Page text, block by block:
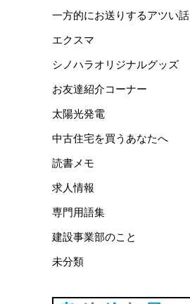
一方的にお送りするアツい話
エクスマ
シノハラオリジナルグッズ
お友達紹介コーナー
太陽光発電
中古住宅を買うあなたへ
読書メモ
求人情報
専門用語集
建設事業部のこと
未分類